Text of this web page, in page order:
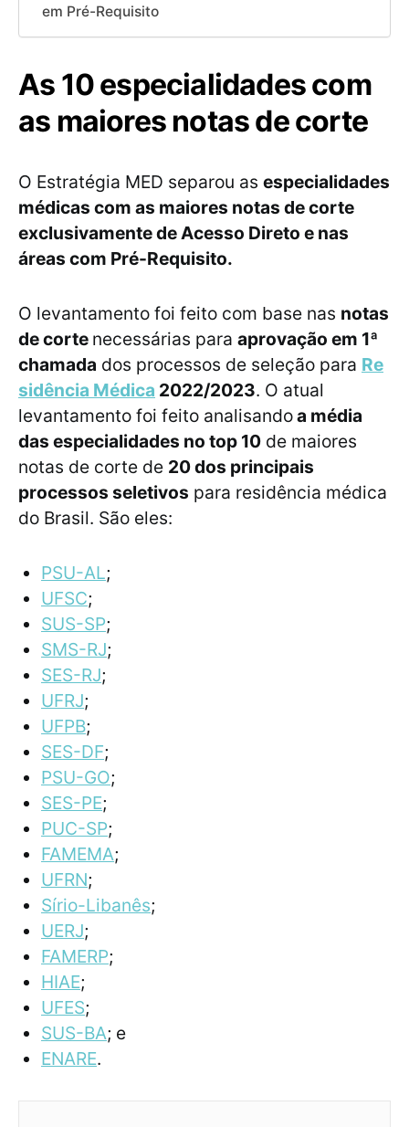
em Pré-Requisito
As 10 especialidades com
as maiores notas de corte
O Estratégia MED separou as especialidades
médicas com as maiores notas de corte
exclusivamente de Acesso Direto e nas
áreas com Pré-Requisito.
O levantamento foi feito com base nas notas
de corte necessárias para aprovação em 1ª
chamada dos processos de seleção para Re
sidência Médica 2022/2023. O atual
levantamento foi feito analisandoa média
das especialidades no top 10 de maiores
notas de corte de 20 dos principais
processos seletivos para residência médica
do Brasil. São eles:
PSU-AL;
UFSC;
SUS-SP;
SMS-RJ;
SES-RJ;
UFRJ;
UFPB;
SES-DF;
PSU-GO;
SES-PE;
PUC-SP;
FAMEMA;
UFRN;
Sírio-Libanês;
UERJ;
FAMERP;
HIAE;
UFES;
SUS-BA; e
ENARE.